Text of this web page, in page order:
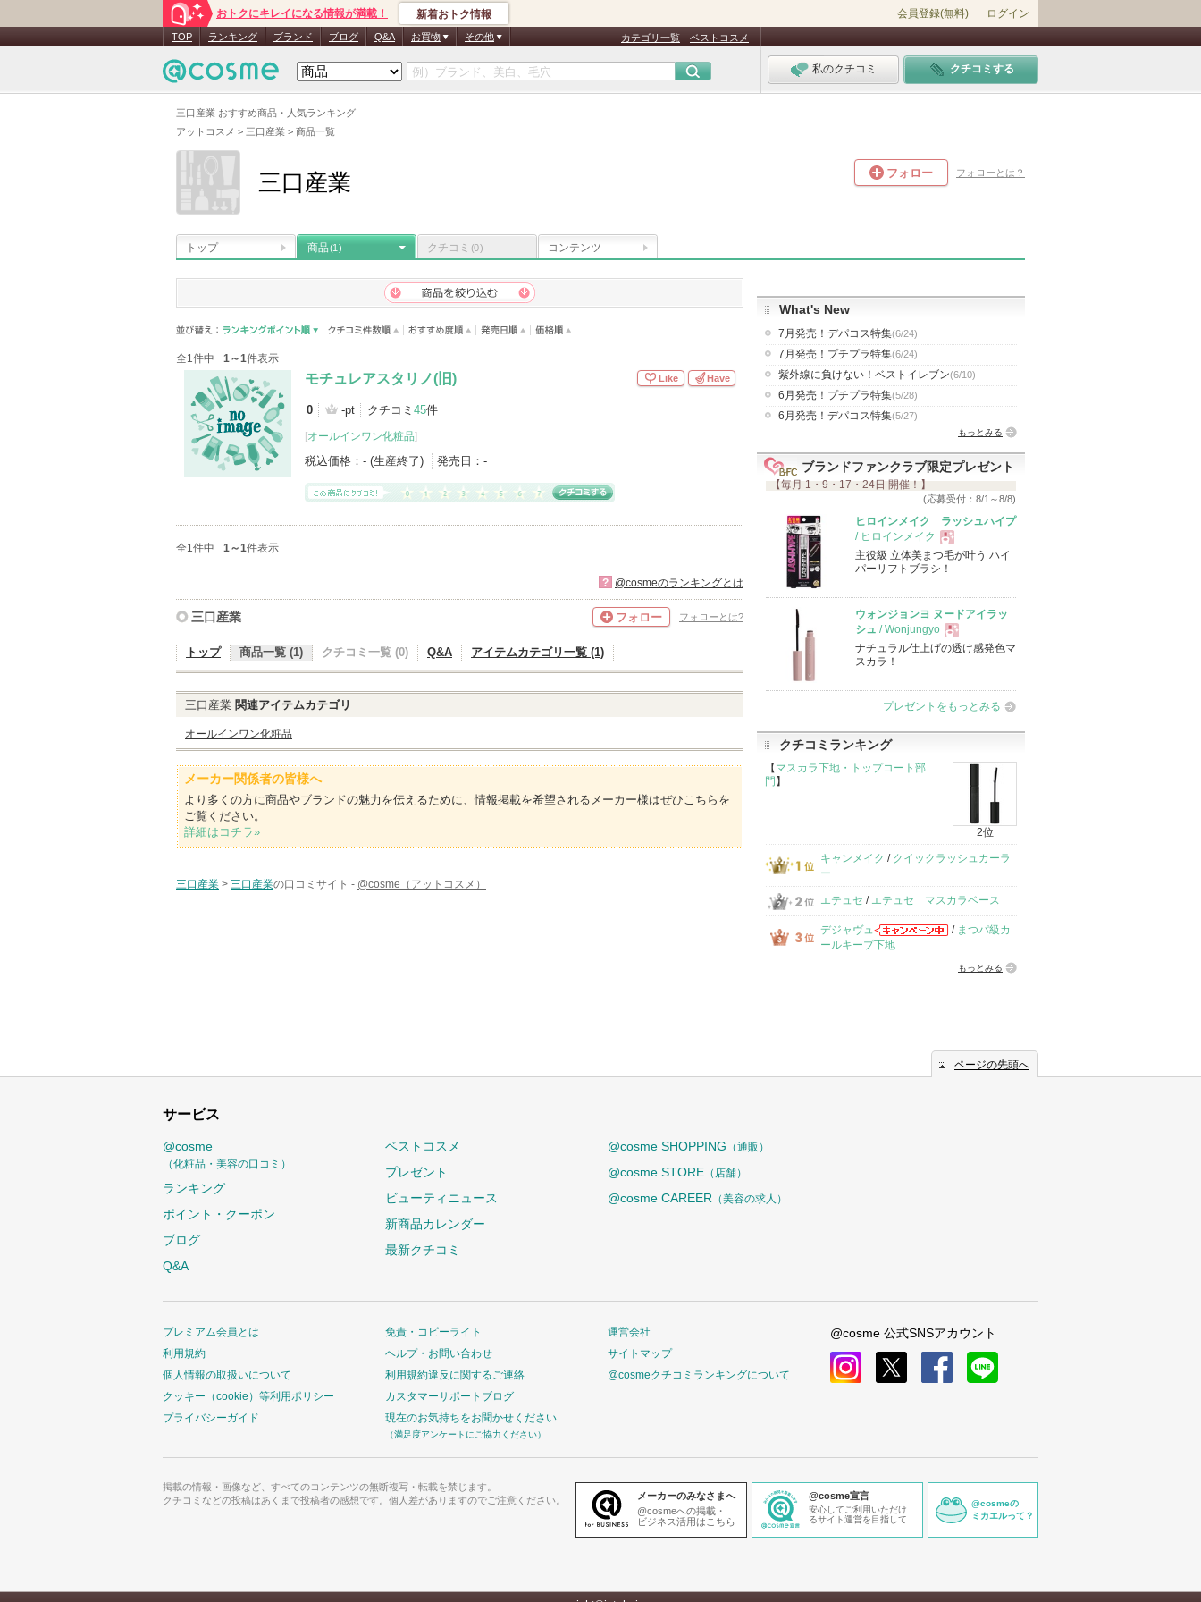
三口産業 おすすめ商品・人気ランキング
アットコスメ > 三口産業 > 商品一覧
おトクにキレイになる情報が満載！ 新着おトク情報 会員登録(無料) ログイン
TOP ランキング ブランド ブログ Q&A お買物 その他 カテゴリ一覧 ベストコスメ
私のクチコミ クチコミする
三口産業 フォロー フォローとは？
トップ 商品(1) クチコミ (0) コンテンツ
全1件中 1～1件表示
モチュレアスタリノ(旧)
0 -pt クチコミ 45件
[オールインワン化粧品]
税込価格： - (生産終了) 発売日： -
Like Have
全1件中 1～1件表示
? @cosmeのランキングとは
三口産業 フォロー フォローとは?
トップ 商品一覧 (1) クチコミ一覧 (0) Q&A アイテムカテゴリ一覧 (1)
三口産業 関連アイテムカテゴリ
オールインワン化粧品
メーカー関係者の皆様へ
より多くの方に商品やブランドの魅力を伝えるために、情報掲載を希望されるメーカー様はぜひこちらを
ご覧ください。
詳細はコチラ»
三口産業 > 三口産業の口コミサイト - @cosme（アットコスメ）
What's New
7月発売！デパコス特集(6/24)
7月発売！プチプラ特集(6/24)
紫外線に負けない！ベストイレブン(6/10)
6月発売！プチプラ特集(5/28)
6月発売！デパコス特集(5/27)
もっとみる
ブランドファンクラブ限定プレゼント
【毎月 1・9・17・24日 開催！】
(応募受付：8/1～8/8)
ヒロインメイク ラッシュハイプ
/ ヒロインメイク
現
品
主役級 立体美まつ毛が叶う ハイ
パーリフトブラシ！
ウォンジョンヨ ヌードアイラッ
シュ / Wonjungyo
現
品
ナチュラル仕上げの透け感発色マ
スカラ！
プレゼントをもっとみる
クチコミランキング
【 マスカラ下地・トップコート部
門 】
2位
キャンメイク / クイックラッシュカーラ
ー
エテュセ / エテュセ マスカラベース
デジャヴュ / まつパ級カ
ールキープ下地
もっとみる
ページの先頭へ
サービス
@cosme
（化粧品・美容の口コミ）
ランキング
ポイント・クーポン
ブログ
Q&A
ベストコスメ
プレゼント
ビューティニュース
新商品カレンダー
最新クチコミ
@cosme SHOPPING （通販）
@cosme STORE （店舗）
@cosme CAREER （美容の求人）
プレミアム会員とは
利用規約
個人情報の取扱いについて
クッキー（cookie）等利用ポリシー
プライバシーガイド
免責・コピーライト
ヘルプ・お問い合わせ
利用規約違反に関するご連絡
カスタマーサポートブログ
現在のお気持ちをお聞かせください
（満足度アンケートにご協力ください）
運営会社
サイトマップ
@cosmeクチコミランキングについて
@cosme 公式SNSアカウント
掲載の情報・画像など、すべてのコンテンツの無断複写・転載を禁じます。
クチコミなどの投稿はあくまで投稿者の感想です。個人差がありますのでご注意ください。
メーカーのみなさまへ
@cosmeへの掲載・
ビジネス活用はこちら
@cosme宣言
安心してご利用いただけ
るサイト運営を目指して
@cosmeの
ミカエルって？